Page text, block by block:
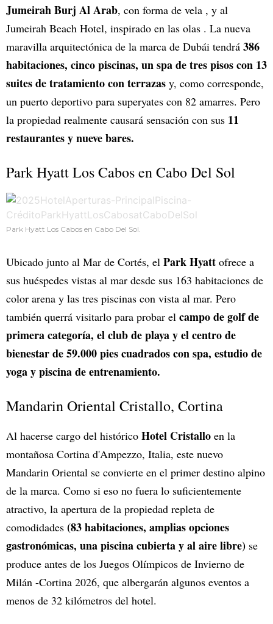
Jumeirah Burj Al Arab, con forma de vela , y al
Jumeirah Beach Hotel, inspirado en las olas . La nueva
maravilla arquitectónica de la marca de Dubái tendrá 386
habitaciones, cinco piscinas, un spa de tres pisos con 13
suites de tratamiento con terrazas y, como corresponde,
un puerto deportivo para superyates con 82 amarres. Pero
la propiedad realmente causará sensación con sus 11
restaurantes y nueve bares.
Park Hyatt Los Cabos en Cabo Del Sol
Park Hyatt Los Cabos en Cabo Del Sol.
Ubicado junto al Mar de Cortés, el Park Hyatt ofrece a
sus huéspedes vistas al mar desde sus 163 habitaciones de
color arena y las tres piscinas con vista al mar. Pero
también querrá visitarlo para probar el campo de golf de
primera categoría, el club de playa y el centro de
bienestar de 59.000 pies cuadrados con spa, estudio de
yoga y piscina de entrenamiento.
Mandarin Oriental Cristallo, Cortina
Al hacerse cargo del histórico Hotel Cristallo en la
montañosa Cortina d'Ampezzo, Italia, este nuevo
Mandarin Oriental se convierte en el primer destino alpino
de la marca. Como si eso no fuera lo suficientemente
atractivo, la apertura de la propiedad repleta de
comodidades (83 habitaciones, amplias opciones
gastronómicas, una piscina cubierta y al aire libre) se
produce antes de los Juegos Olímpicos de Invierno de
Milán -Cortina 2026, que albergarán algunos eventos a
menos de 32 kilómetros del hotel.